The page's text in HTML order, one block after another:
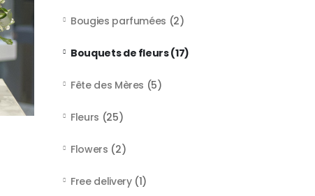
Bougies parfumées (2)
Bouquets de fleurs(17)
Fête des Mères (5)
Fleurs (25)
Flowers (2)
Free delivery(1)